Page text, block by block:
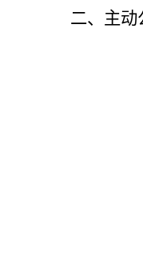
二、主动